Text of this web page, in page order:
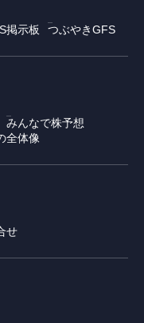
掲示板 つぶやきGFS
みんなで株予想
全体像
せ